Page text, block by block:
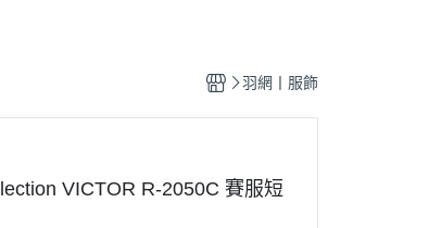
羽網丨服飾
VICTOR R-2050C 賽服短